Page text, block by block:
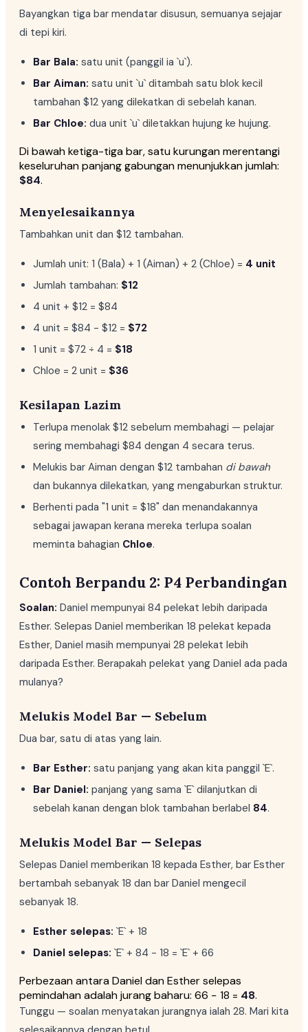
Bayangkan tiga bar mendatar disusun, semuanya sejajar
di tepi kiri.
Bar Bala: satu unit (panggil ia `u`).
Bar Aiman: satu unit `u` ditambah satu blok kecil
tambahan $12 yang dilekatkan di sebelah kanan.
Bar Chloe: dua unit `u` diletakkan hujung ke hujung.
Di bawah ketiga-tiga bar, satu kurungan merentangi
keseluruhan panjang gabungan menunjukkan jumlah:
$84.
Menyelesaikannya
Tambahkan unit dan $12 tambahan.
Jumlah unit: 1 (Bala) + 1 (Aiman) + 2 (Chloe) = 4 unit
Jumlah tambahan: $12
4 unit + $12 = $84
4 unit = $84 − $12 = $72
1 unit = $72 ÷ 4 = $18
Chloe = 2 unit = $36
Kesilapan Lazim
Terlupa menolak $12 sebelum membahagi — pelajar
sering membahagi $84 dengan 4 secara terus.
Melukis bar Aiman dengan $12 tambahan di bawah
dan bukannya dilekatkan, yang mengaburkan struktur.
Berhenti pada "1 unit = $18" dan menandakannya
sebagai jawapan kerana mereka terlupa soalan
meminta bahagian Chloe.
Contoh Berpandu 2: P4 Perbandingan
Soalan: Daniel mempunyai 84 pelekat lebih daripada
Esther. Selepas Daniel memberikan 18 pelekat kepada
Esther, Daniel masih mempunyai 28 pelekat lebih
daripada Esther. Berapakah pelekat yang Daniel ada pada
mulanya?
Melukis Model Bar — Sebelum
Dua bar, satu di atas yang lain.
Bar Esther: satu panjang yang akan kita panggil `E`.
Bar Daniel: panjang yang sama `E` dilanjutkan di
sebelah kanan dengan blok tambahan berlabel 84.
Melukis Model Bar — Selepas
Selepas Daniel memberikan 18 kepada Esther, bar Esther
bertambah sebanyak 18 dan bar Daniel mengecil
sebanyak 18.
Esther selepas: `E` + 18
Daniel selepas: `E` + 84 − 18 = `E` + 66
Perbezaan antara Daniel dan Esther selepas
pemindahan adalah jurang baharu: 66 − 18 = 48.
Tunggu — soalan menyatakan jurangnya ialah 28. Mari kita